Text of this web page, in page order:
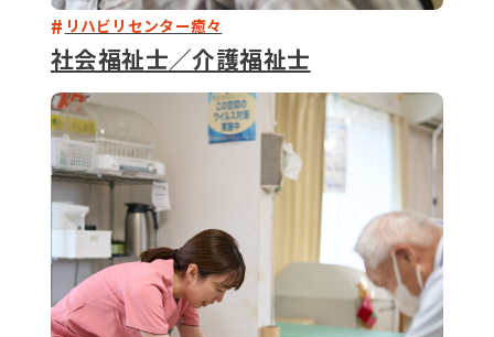
リハビリセンター癒々
社会福祉士／介護福祉士